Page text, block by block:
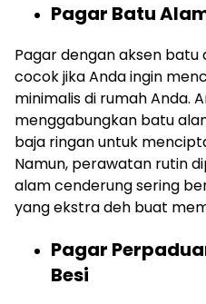
Pagar Batu
Pagar dengan aksen
cocok jika Anda ingin
minimalis di rumah Anda.
menggabungkan batu
baja ringan untuk
Namun, perawatan rutin
alam cenderung sering
yang ekstra deh buat
Pagar
Besi